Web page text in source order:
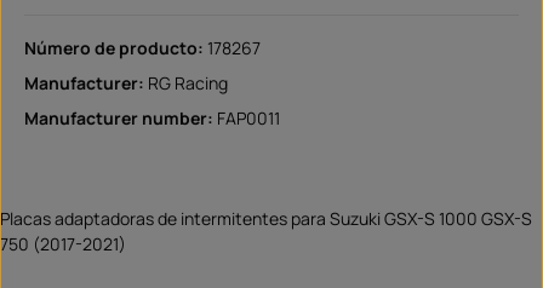
Número de producto: 178267
Manufacturer: RG Racing
Manufacturer number: FAP0011
Placas adaptadoras de intermitentes para Suzuki GSX-S 1000 GSX-S
750 (2017-2021)